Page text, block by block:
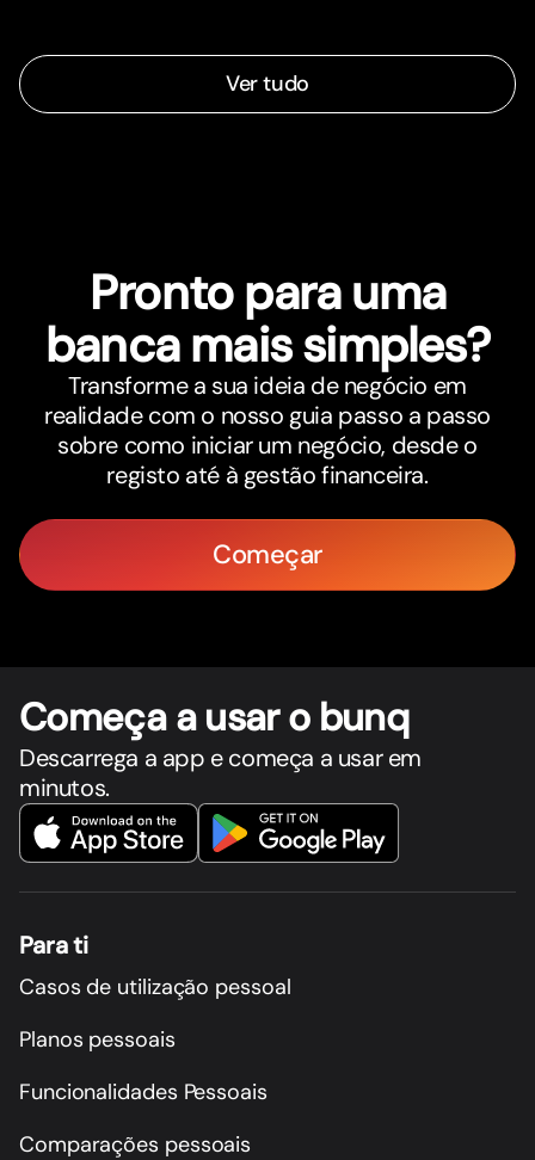
Ver tudo
Pronto para uma
banca mais simples?
Transforme a sua ideia de negócio em
realidade com o nosso guia passo a passo
sobre como iniciar um negócio, desde o
registo até à gestão financeira.
Começar
Começa a usar o bunq
Descarrega a app e começa a usar em
minutos.
Para ti
Casos de utilização pessoal
Planos pessoais
Funcionalidades Pessoais
Comparações pessoais